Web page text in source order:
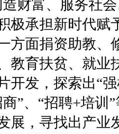
财富、服务社
极承担新时代赋
方面捐资助教、
教育扶贫、就业
开发，探索出“
”、“招聘+培训
展，寻找出产业